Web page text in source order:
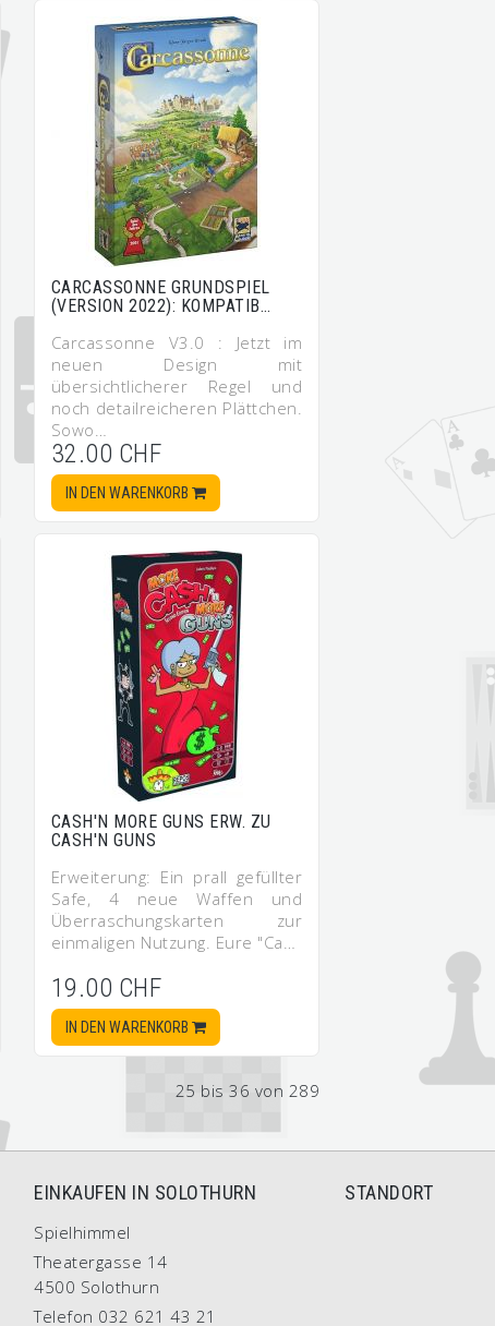
CARCASSONNE GRUNDSPIEL
(VERSION 2022): KOMPATIB…
Carcassonne V3.0 : Jetzt im
neuen Design mit
übersichtlicherer Regel und
noch detailreicheren Plättchen.
Sowo…
32.00 CHF
IN DEN WARENKORB
CASH'N MORE GUNS ERW. ZU
CASH'N GUNS
Erweiterung: Ein prall gefüllter
Safe, 4 neue Waffen und
Überraschungskarten zur
einmaligen Nutzung. Eure "Ca…
19.00 CHF
IN DEN WARENKORB
25 bis 36 von 289
EINKAUFEN IN SOLOTHURN
Spielhimmel
Theatergasse 14
4500 Solothurn
Telefon 032 621 43 21
STANDORT